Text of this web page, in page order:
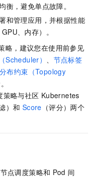
衡，避免单点故障。
和管理应用，并根据性能
、内存）。
略，建议您在使用前参见
Scheduler） 、 节点标签
布约束（Topology
策略与社区 Kubernetes
）和 Score （评分）两个
点调度策略和 Pod 间